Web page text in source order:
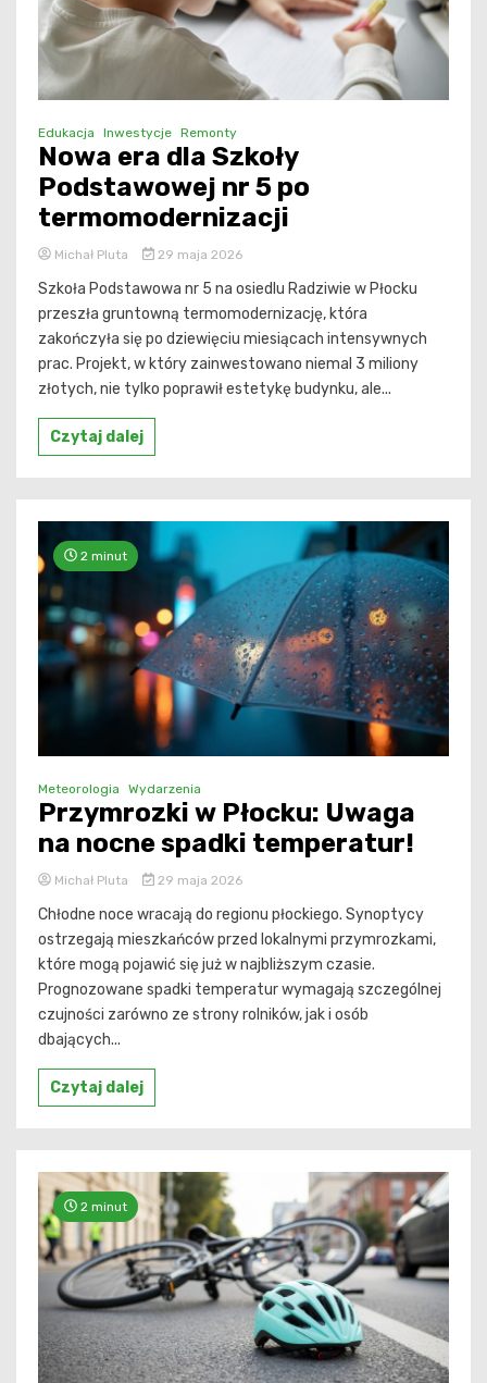
Edukacja Inwestycje Remonty
Nowa era dla Szkoły
Podstawowej nr 5 po
termomodernizacji
Michał Pluta 29 maja 2026
Szkoła Podstawowa nr 5 na osiedlu Radziwie w Płocku
przeszła gruntowną termomodernizację, która
zakończyła się po dziewięciu miesiącach intensywnych
prac. Projekt, w który zainwestowano niemal 3 miliony
złotych, nie tylko poprawił estetykę budynku, ale...
Czytaj dalej
2 minut
Meteorologia Wydarzenia
Przymrozki w Płocku: Uwaga
na nocne spadki temperatur!
Michał Pluta 29 maja 2026
Chłodne noce wracają do regionu płockiego. Synoptycy
ostrzegają mieszkańców przed lokalnymi przymrozkami,
które mogą pojawić się już w najbliższym czasie.
Prognozowane spadki temperatur wymagają szczególnej
czujności zarówno ze strony rolników, jak i osób
dbających...
Czytaj dalej
2 minut